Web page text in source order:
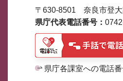
〒630-8501 奈良市登
県庁代表電話番号：
県庁各課室への電話